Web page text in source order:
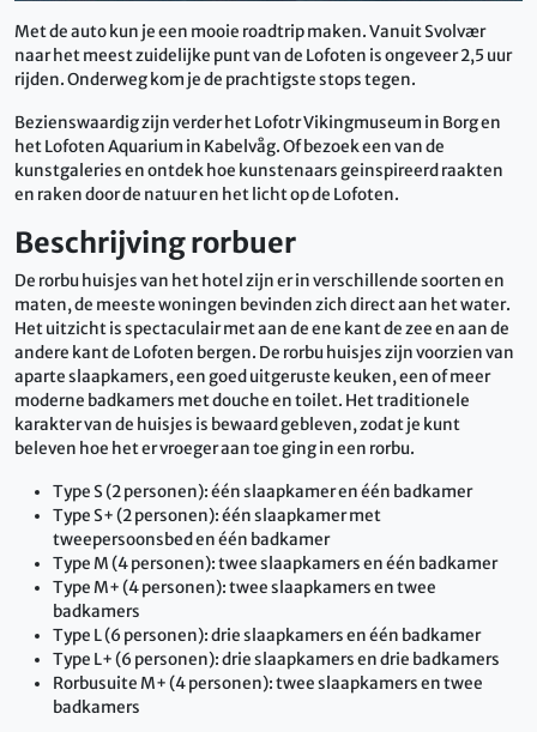
Met de auto kun je een mooie roadtrip maken. Vanuit Svolvær
naar het meest zuidelijke punt van de Lofoten is ongeveer 2,5 uur
rijden. Onderweg kom je de prachtigste stops tegen.
Bezienswaardig zijn verder het Lofotr Vikingmuseum in Borg en
het Lofoten Aquarium in Kabelvåg. Of bezoek een van de
kunstgaleries en ontdek hoe kunstenaars geinspireerd raakten
en raken door de natuur en het licht op de Lofoten.
Beschrijving rorbuer
De rorbu huisjes van het hotel zijn er in verschillende soorten en
maten, de meeste woningen bevinden zich direct aan het water.
Het uitzicht is spectaculair met aan de ene kant de zee en aan de
andere kant de Lofoten bergen. De rorbu huisjes zijn voorzien van
aparte slaapkamers, een goed uitgeruste keuken, een of meer
moderne badkamers met douche en toilet. Het traditionele
karakter van de huisjes is bewaard gebleven, zodat je kunt
beleven hoe het er vroeger aan toe ging in een rorbu.
Type S (2 personen): één slaapkamer en één badkamer
Type S+ (2 personen): één slaapkamer met
tweepersoonsbed en één badkamer
Type M (4 personen): twee slaapkamers en één badkamer
Type M+ (4 personen): twee slaapkamers en twee
badkamers
Type L (6 personen): drie slaapkamers en één badkamer
Type L+ (6 personen): drie slaapkamers en drie badkamers
Rorbusuite M+ (4 personen): twee slaapkamers en twee
badkamers